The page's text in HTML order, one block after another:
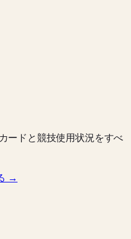
ードと競技使用状況をすべ
→